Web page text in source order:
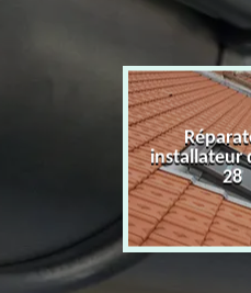
installateur
28